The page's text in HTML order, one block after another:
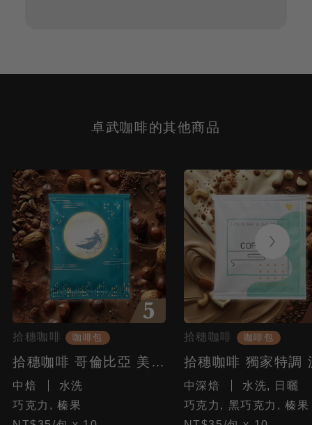
卓武咖啡的其他商品
拾穗咖啡 咖啡包
拾穗咖啡 哥倫比亞 美德琳 濾掛式咖啡
中焙
水洗
巧克力, 榛果
拾穗咖啡 咖啡包
中深焙
水洗, 日曬
巧克力, 黑巧克力, 榛果